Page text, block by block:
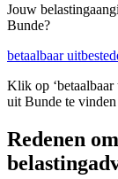
Jouw
Bunde?
betaalbaar
Klik op ‘betaalbaar
uit Bunde te
Redenen